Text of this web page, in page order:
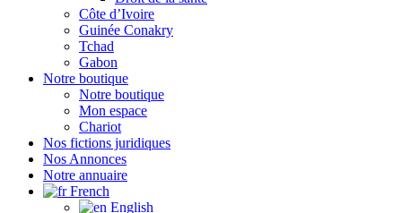
Côte d’Ivoire
Guinée Conakry
Tchad
Gabon
Notre boutique
Notre boutique
Mon espace
Chariot
Nos fictions juridiques
Nos Annonces
Notre annuaire
French
English